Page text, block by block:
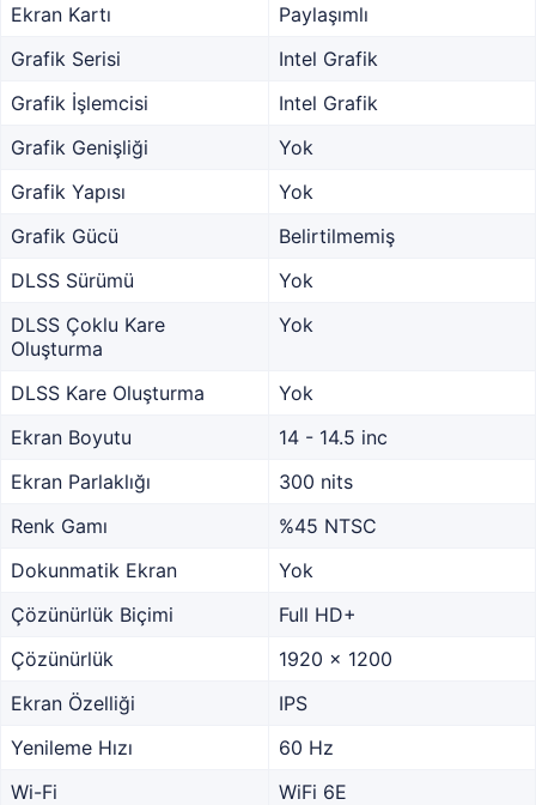
Ekran Kartı
Paylaşımlı
Grafik Serisi
Intel Grafik
Grafik İşlemcisi
Intel Grafik
Grafik Genişliği
Yok
Grafik Yapısı
Yok
Grafik Gücü
Belirtilmemiş
DLSS Sürümü
Yok
DLSS Çoklu Kare
Oluşturma
Yok
DLSS Kare Oluşturma
Yok
Ekran Boyutu
14 - 14.5 inc
Ekran Parlaklığı
300 nits
Renk Gamı
%45 NTSC
Dokunmatik Ekran
Yok
Çözünürlük Biçimi
Full HD+
Çözünürlük
1920 x 1200
Ekran Özelliği
IPS
Yenileme Hızı
60 Hz
Wi-Fi
WiFi 6E